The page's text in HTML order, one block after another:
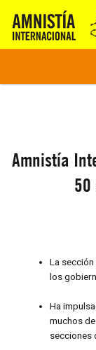
Amnistía
50
La
los
Ha
muchos
secciones